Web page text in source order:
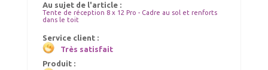
Gouttières
147.00 € TTC livré
150.00 €
Ajout panier
Au sujet de l'article :
Tente de réception 8 x 12 Pro - Cadre au sol et renforts
dans le toit
Service client :
Très satisfait
Produit :